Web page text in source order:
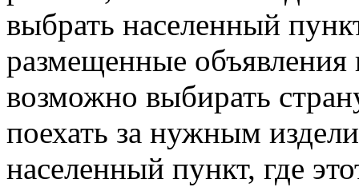
выбрать населенный
размещенные
возможно выбирать
поехать за нужным
населенный пункт, где